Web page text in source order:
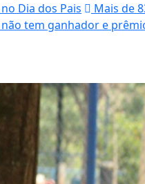
Dia dos Pais
Mais de
tem ganhador e